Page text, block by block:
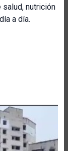
nutrición
a día.